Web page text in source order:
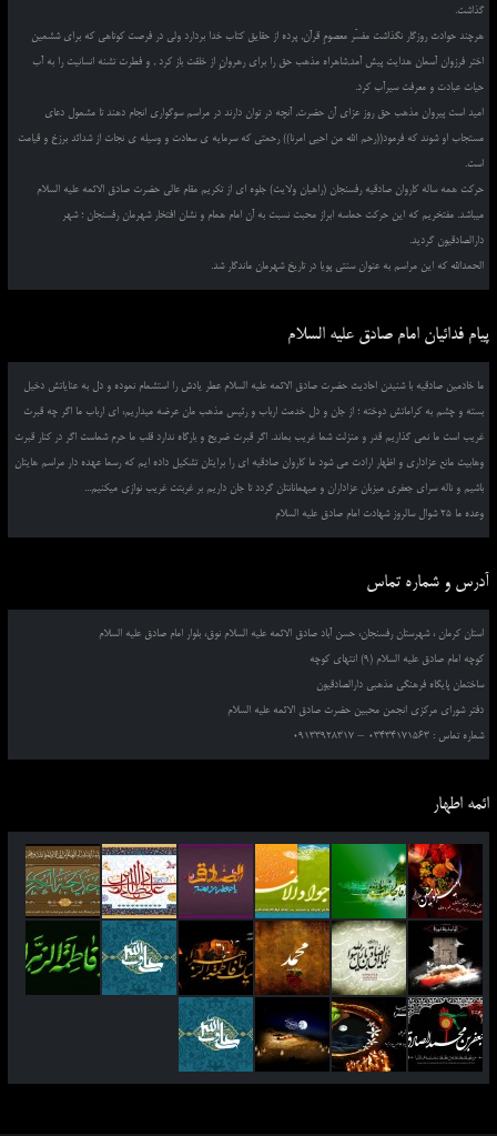
گذاشت.
هرچند حوادث روزگار نگذاشت مفسّر معصومِ قرآن, پرده از حقایق کتاب خدا بردارد ولی در فرصت کوتاهی که برای ششمین
اختر فرزوان آسمان هدایت پیش آمد,شاهراه مذهب حق را برای رهروانِ از خلقت باز کرد , و فطرت تشنه انسانیت را به آب
حیات عبادت و معرفت سیرآب کرد.
امید است پیروان مذهب حق روز عزای آن حضرت, آنچه در توان دارند در مراسم سوگواری انجام دهند تا مشمول دعای
مستجاب او شوند که فرمود((رحم الله من احیی امرنا)) رحمتی که سرمایه ی سعادت و وسیله ی نجات از شدائد برزخ و قیامت
است.
حرکت همه ساله کاروان صادقیه رفسنجان (راهیان ولایت) جلوه ای از تکریم مقام عالی حضرت صادق الائمه علیه السلام
میباشد. مفتخریم که این حرکت حماسه ابراز محبت نسبت به آن امام همام و نشان افتخار شهرمان رفسنجان ؛ شهر
دارالصادقیون گردید.
الحمدالله که این مراسم به عنوان سنتی پویا در تاریخ شهرمان ماندگار شد.
پیام فدائیان امام صادق علیه السلام
ما خادمین صادقیه با شنیدن احادیث حضرت صادق الائمه علیه السلام عطر یادش را استشمام نموده و دل به عنایاتش دخیل
بسته و چشم به کراماتش دوخته ؛ از جان و دل خدمت ارباب و رئیس مذهب مان عرضه میداریم، ای ارباب ما اگر چه قبرت
غریب است ما نمی گذاریم قدر و منزلت شما غریب بماند. اگر قبرت ضریح و بارگاه ندارد قلب ما حرم شماست اگر در کنار قبرت
وهابیت مانع عزاداری و اظهار ارادت می شود ما کاروان صادقیه ای را برایتان تشکیل داده ایم که رسما عهده دار مراسم هایتان
باشیم و ناله سرای جعفری میزبان عزاداران و میهمانانتان گردد تا جان داریم بر غربتت غریب نوازی میکنیم...
وعده ما 25 شوال سالروز شهادت امام صادق علیه السلام
آدرس و شماره تماس
استان کرمان ، شهرستان رفسنجان، حسن آباد صادق الائمه علیه السلام نوق، بلوار امام صادق علیه السلام
کوچه امام صادق علیه السلام (9) انتهای کوچه
ساختمان پایگاه فرهنگی مذهبی دارالصادقیون
دفتر شورای مرکزی انجمن محبین حضرت صادق الائمه علیه السلام
شماره تماس : 03434171563 – 09133928317
ائمه اطهار